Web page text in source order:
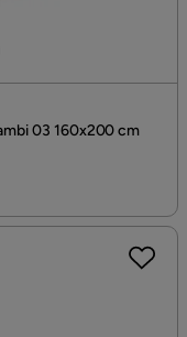
03 160x200 cm